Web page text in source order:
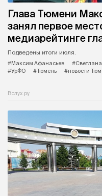
Глава Тюмени
занял первое
медиарейтинге
Подведены итоги июля.
#Максим Афанасьев
#УрФО
#Тюмень #новости
Вслух.ру